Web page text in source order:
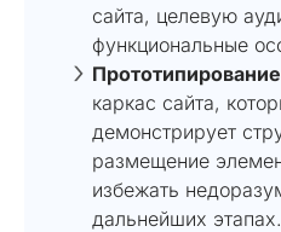
сайта, целевую
функциональные
каркас сайта,
демонстрирует
размещение
избежать
дальнейших этапах.